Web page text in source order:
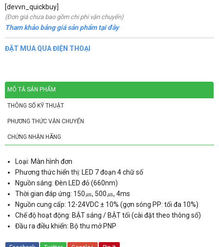
[devvn_quickbuy]
(Đơn giá chưa bao gồm chi phí vận chuyển)
Tham khảo bảng giá sản phẩm tại đây
ĐẶT MUA QUA ĐIỆN THOẠI
MÔ TẢ SẢN PHẨM
THÔNG SỐ KỸ THUẬT
PHƯƠNG THỨC VẬN CHUYỂN
CHỨNG NHẬN HÃNG
Loại: Màn hình đơn
Phương thức hiển thị: LED 7 đoạn 4 chữ số
Nguồn sáng: Đèn LED đỏ (660nm)
Thời gian đáp ứng: 150㎲, 500㎲, 4ms
Nguồn cung cấp: 12-24VDC± 10% (gợn sóng PP: tối đa 10%)
Chế độ hoạt động: BẬT sáng / BẬT tối (cài đặt theo thông số)
Đầu ra điều khiển: Bộ thu mở PNP